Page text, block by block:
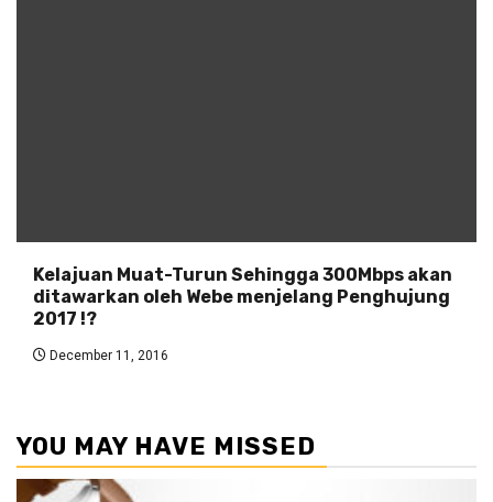
Kelajuan Muat-Turun Sehingga 300Mbps akan
ditawarkan oleh Webe menjelang Penghujung
2017 !?
December 11, 2016
YOU MAY HAVE MISSED